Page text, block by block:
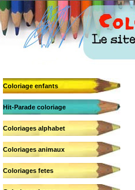
Coloriage enfants
Hit-Parade coloriage
Coloriages alphabet
Coloriages animaux
Coloriages fetes